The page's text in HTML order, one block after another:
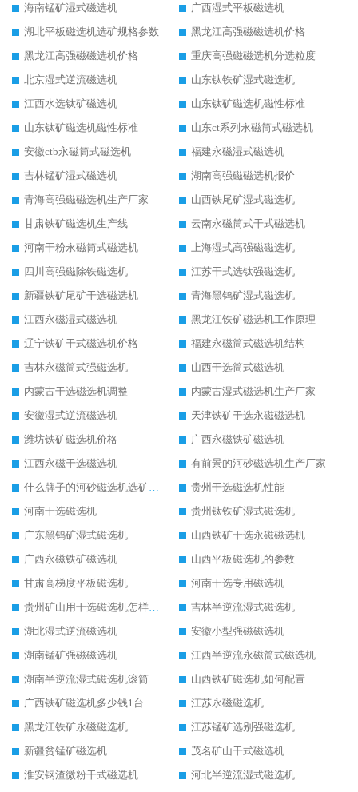
海南锰矿湿式磁选机
广西湿式平板磁选机
湖北平板磁选机选矿规格参数
黑龙江高强磁磁选机价格
黑龙江高强磁磁选机价格
重庆高强磁磁选机分选粒度
北京湿式逆流磁选机
山东钛铁矿湿式磁选机
江西水选钛矿磁选机
山东钛矿磁选机磁性标准
山东钛矿磁选机磁性标准
山东ct系列永磁筒式磁选机
安徽ctb永磁筒式磁选机
福建永磁湿式磁选机
吉林锰矿湿式磁选机
湖南高强磁磁选机报价
青海高强磁磁选机生产厂家
山西铁尾矿湿式磁选机
甘肃铁矿磁选机生产线
云南永磁筒式干式磁选机
河南干粉永磁筒式磁选机
上海湿式高强磁磁选机
四川高强磁除铁磁选机
江苏干式选钛强磁选机
新疆铁矿尾矿干选磁选机
青海黑钨矿湿式磁选机
江西永磁湿式磁选机
黑龙江铁矿磁选机工作原理
辽宁铁矿干式磁选机价格
福建永磁筒式磁选机结构
吉林永磁筒式强磁选机
山西干选筒式磁选机
内蒙古干选磁选机调整
内蒙古湿式磁选机生产厂家
安徽湿式逆流磁选机
天津铁矿干选永磁磁选机
潍坊铁矿磁选机价格
广西永磁铁矿磁选机
江西永磁干选磁选机
有前景的河砂磁选机生产厂家
什么牌子的河砂磁选机选矿效果好
贵州干选磁选机性能
河南干选磁选机
贵州钛铁矿湿式磁选机
广东黑钨矿湿式磁选机
山西铁矿干选永磁磁选机
广西永磁铁矿磁选机
山西平板磁选机的参数
甘肃高梯度平板磁选机
河南干选专用磁选机
贵州矿山用干选磁选机怎样调磁
吉林半逆流湿式磁选机
湖北湿式逆流磁选机
安徽小型强磁磁选机
湖南锰矿强磁磁选机
江西半逆流永磁筒式磁选机
湖南半逆流湿式磁选机滚筒
山西铁矿磁选机如何配置
广西铁矿磁选机多少钱1台
江苏永磁磁选机
黑龙江铁矿永磁磁选机
江苏锰矿选别强磁选机
新疆贫锰矿磁选机
茂名矿山干式磁选机
淮安钢渣微粉干式磁选机
河北半逆流湿式磁选机